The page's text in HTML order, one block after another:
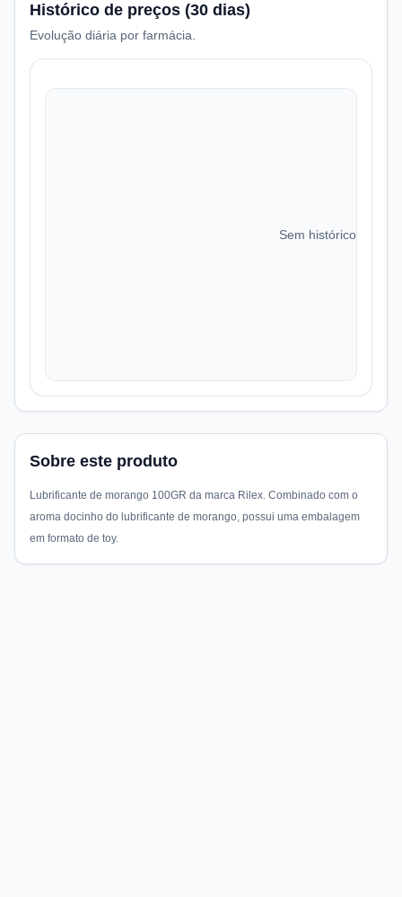
Histórico de preços (30 dias)
Evolução diária por farmácia.
Sem histórico de
Sobre este produto
Lubrificante de morango 100GR da marca Rilex. Combinado com o
aroma docinho do lubrificante de morango, possui uma embalagem
em formato de toy.